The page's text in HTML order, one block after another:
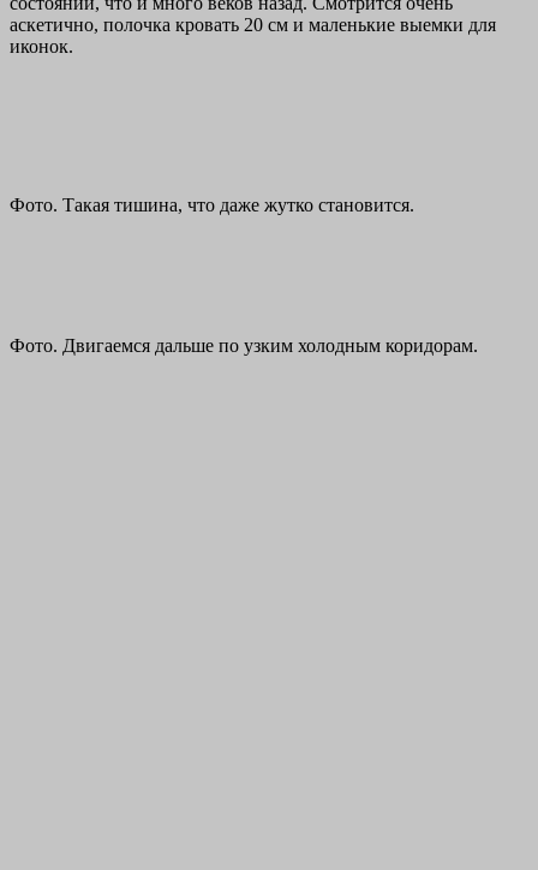
аскетично, полочка кровать 20 см и маленькие выемки для
иконок.
Фото. Такая тишина, что даже жутко становится.
Фото. Двигаемся дальше по узким холодным коридорам.